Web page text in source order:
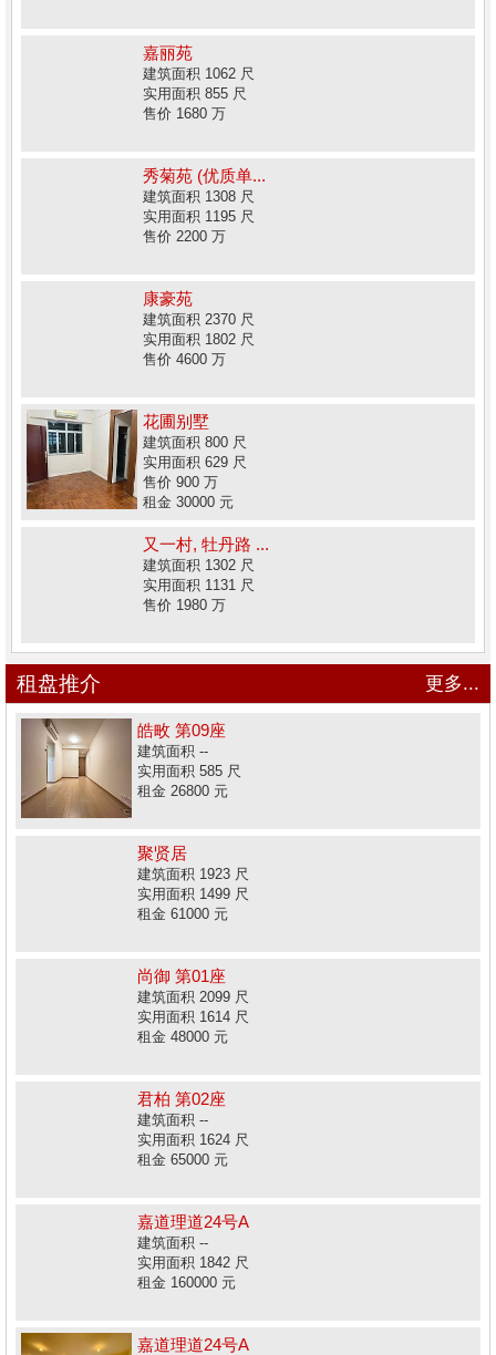
嘉丽苑
建筑面积 1062 尺
实用面积 855 尺
售价 1680 万
秀菊苑 (优质单...
建筑面积 1308 尺
实用面积 1195 尺
售价 2200 万
康豪苑
建筑面积 2370 尺
实用面积 1802 尺
售价 4600 万
花圃别墅
建筑面积 800 尺
实用面积 629 尺
售价 900 万
租金 30000 元
又一村, 牡丹路 ...
建筑面积 1302 尺
实用面积 1131 尺
售价 1980 万
租盘推介 更多...
皓畋 第09座
建筑面积 --
实用面积 585 尺
租金 26800 元
聚贤居
建筑面积 1923 尺
实用面积 1499 尺
租金 61000 元
尚御 第01座
建筑面积 2099 尺
实用面积 1614 尺
租金 48000 元
君柏 第02座
建筑面积 --
实用面积 1624 尺
租金 65000 元
嘉道理道24号A
建筑面积 --
实用面积 1842 尺
租金 160000 元
嘉道理道24号A